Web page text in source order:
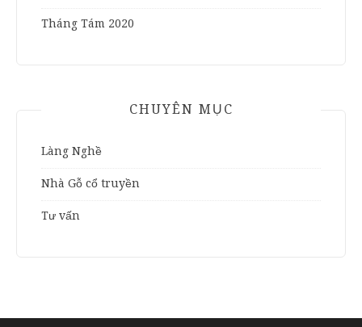
Tháng Tám 2020
CHUYÊN MỤC
Làng Nghề
Nhà Gỗ cổ truyền
Tư vấn